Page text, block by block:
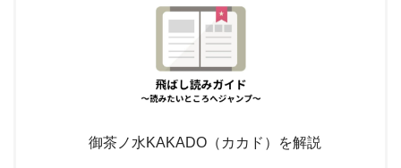
御茶ノ水KAKADO（カカド）を解説